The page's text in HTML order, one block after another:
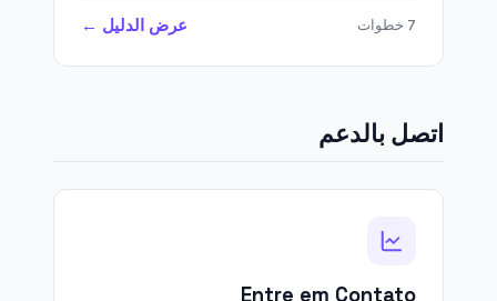
7 خطوات عرض الدليل ←
اتصل بالدعم
Entre em Contato